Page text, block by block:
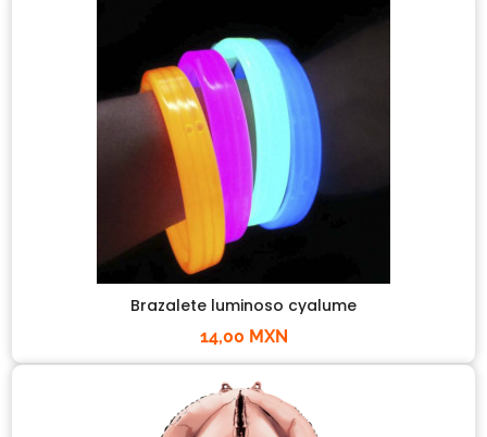
Brazalete luminoso cyalume
14,00 MXN